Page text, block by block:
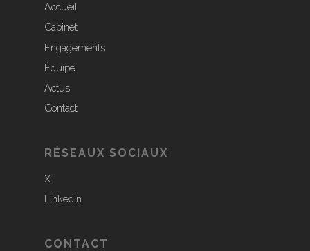
Accueil
Cabinet
Engagements
Équipe
Actus
Contact
RÉSEAUX SOCIAUX
X
Linkedin
CONTACT